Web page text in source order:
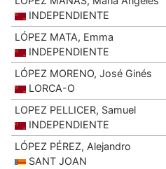
INDEPENDIENTE
LÓPEZ MATA, Emma
INDEPENDIENTE
LÓPEZ MORENO, José Ginés
LORCA-O
LOPEZ PELLICER, Samuel
INDEPENDIENTE
LÓPEZ PÉREZ, Alejandro
SANT JOAN